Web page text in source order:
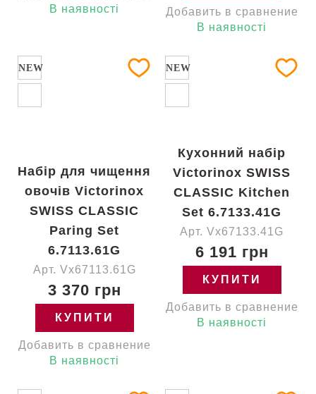
В наявності
Добавить в сравнение
В наявності
NEW
Набір для чищення
овочів Victorinox
SWISS CLASSIC
Paring Set
6.7113.61G
Арт. Vx67113.61G
3 370 грн
КУПИТИ
Добавить в сравнение
В наявності
NEW
Кухонний набір
Victorinox SWISS
CLASSIC Kitchen
Set 6.7133.41G
Арт. Vx67133.41G
6 191 грн
КУПИТИ
Добавить в сравнение
В наявності